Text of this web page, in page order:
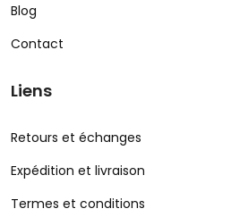
Blog
Contact
Liens
Retours et échanges
Expédition et livraison
Termes et conditions